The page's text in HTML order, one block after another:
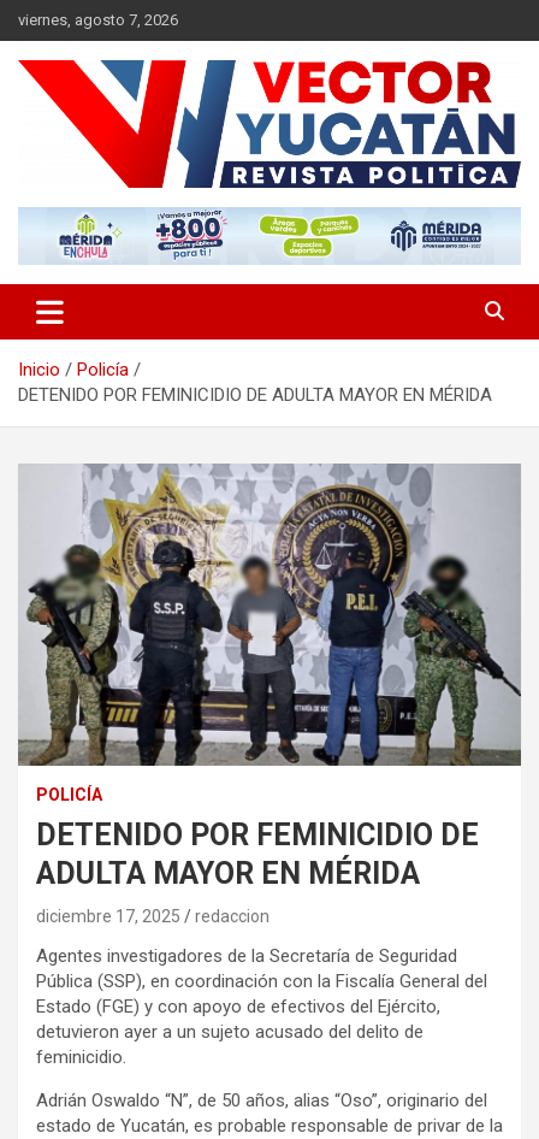
Saltar
al
contenido
viernes, agosto 7, 2026
Vector Yucatán
Inicio
Policía
DETENIDO POR FEMINICIDIO DE ADULTA MAYOR EN MÉRIDA
POLICÍA
DETENIDO POR FEMINICIDIO DE
ADULTA MAYOR EN MÉRIDA
diciembre 17, 2025 redaccion
Agentes investigadores de la Secretaría de Seguridad
Pública (SSP), en coordinación con la Fiscalía General del
Estado (FGE) y con apoyo de efectivos del Ejército,
detuvieron ayer a un sujeto acusado del delito de
feminicidio.
Adrián Oswaldo “N”, de 50 años, alias “Oso”, originario del
estado de Yucatán, es probable responsable de privar de la